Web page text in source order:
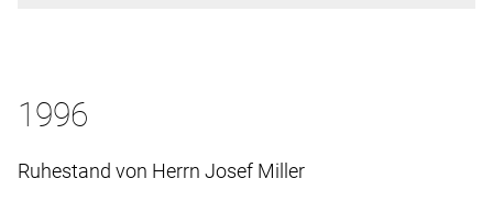
1996
Ruhestand von Herrn Josef Miller